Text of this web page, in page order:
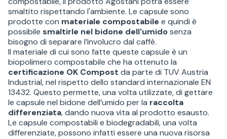
smaltito rispettando l'ambiente. Le capsule sono
prodotte con materiale compostabile e quindi è
possibile smaltirle nel bidone dell'umidosenza
bisogno di separare l’involucro dal caffè.
Il materiale di cui sono fatte queste capsule è un
biopolimero compostabile che ha ottenuto la
certificazione OK Compost da parte di TUV Austria
Industrial, nel rispetto dello standard internazionale EN
13432. Questo permette, una volta utilizzate, di gettare
le capsule nel bidone dell’umido per la raccolta
differenziata, dando nuova vita al prodotto esausto.
Le capsule compostabili e biodegradabili, una volta
differenziate, possono infatti essere una nuova risorsa